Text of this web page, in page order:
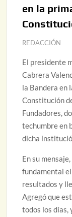
en la
REDACCIÓN
El presidente
Cabrera
la Bandera en
Constitución
Fundadores,
techumbre en
dicha
En su
fundamental
resultados y
Agregó que
todos los días,